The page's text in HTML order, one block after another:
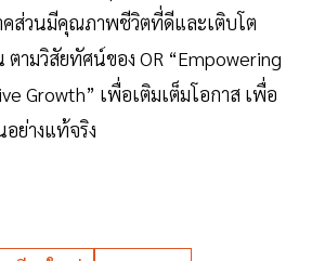
ส่วนมีคุณภาพชีวิตที่ดีและเติบโต
ตามวิสัยทัศน์ของ OR “Empowering
Growth” เพื่อเติมเต็มโอกาส เพื่อ
ย่างแท้จริง